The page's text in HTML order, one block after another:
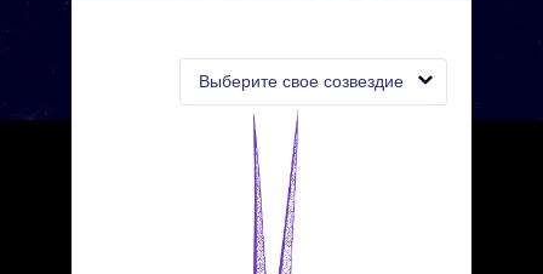
Выберите свое созвездие